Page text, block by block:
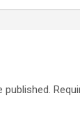
published.